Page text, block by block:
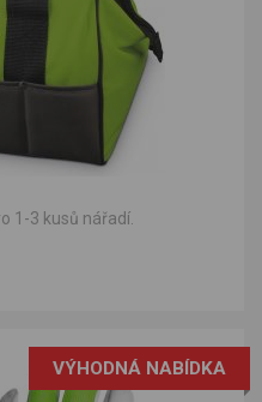
1-3 kusů nářadí.
VÝHODNÁ NABÍDKA